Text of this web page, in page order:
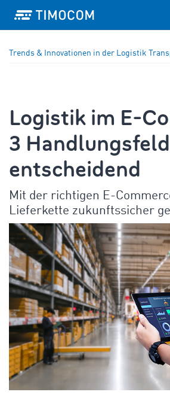
Trends & Innovationen in der Logistik
Logistik im E-
3
entscheidend
Mit der richtigen E-
Lieferkette zukunftssicher